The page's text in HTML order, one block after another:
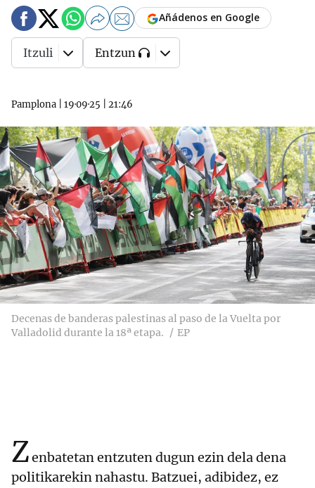
Pamplona 19·09·25 21:46
Añádenos en Google
Itzuli Entzun
Decenas de banderas palestinas al paso de la Vuelta por
Valladolid durante la 18ª etapa.
EP
Zenbatetan entzuten dugun ezin dela dena
politikarekin nahastu. Batzuei, adibidez, ez